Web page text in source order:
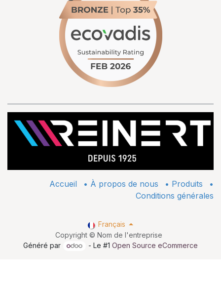
Accueil • À propos de nous • ​Produits
•
Conditions générales
Copyright © Nom de l'entreprise
Français
Généré par - Le #1Open Source eCommerce